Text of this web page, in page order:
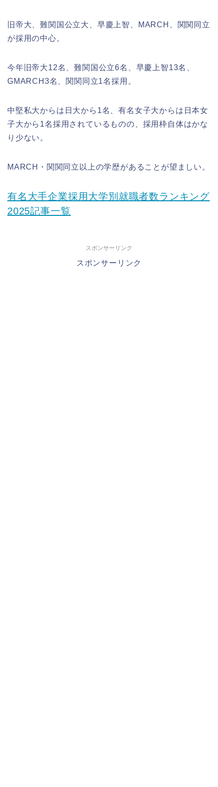
旧帝大、難関国公立大、早慶上智、MARCH、関関同立
が採用の中心。
今年旧帝大12名、難関国公立6名、早慶上智13名、
GMARCH3名、関関同立1名採用。
中堅私大からは日大から1名、有名女子大からは日本女
子大から1名採用されているものの、採用枠自体はかな
り少ない。
MARCH・関関同立以上の学歴があることが望ましい。
有名大手企業採用大学別就職者数ランキング
2025記事一覧
スポンサーリンク
スポンサーリンク